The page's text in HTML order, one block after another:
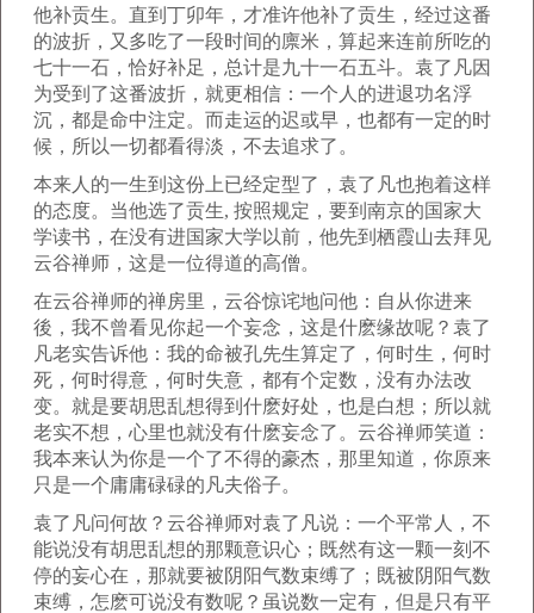
他补贡生。直到丁卯年，才准许他补了贡生，经过这番
的波折，又多吃了一段时间的廪米，算起来连前所吃的
七十一石，恰好补足，总计是九十一石五斗。袁了凡因
为受到了这番波折，就更相信：一个人的进退功名浮
沉，都是命中注定。而走运的迟或早，也都有一定的时
候，所以一切都看得淡，不去追求了。
本来人的一生到这份上已经定型了，袁了凡也抱着这样
的态度。当他选了贡生, 按照规定，要到南京的国家大
学读书，在没有进国家大学以前，他先到栖霞山去拜见
云谷禅师，这是一位得道的高僧。
在云谷禅师的禅房里，云谷惊诧地问他：自从你进来
後，我不曾看见你起一个妄念，这是什麽缘故呢？袁了
凡老实告诉他：我的命被孔先生算定了，何时生，何时
死，何时得意，何时失意，都有个定数，没有办法改
变。就是要胡思乱想得到什麽好处，也是白想；所以就
老实不想，心里也就没有什麽妄念了。云谷禅师笑道：
我本来认为你是一个了不得的豪杰，那里知道，你原来
只是一个庸庸碌碌的凡夫俗子。
袁了凡问何故？云谷禅师对袁了凡说：一个平常人，不
能说没有胡思乱想的那颗意识心；既然有这一颗一刻不
停的妄心在，那就要被阴阳气数束缚了；既被阴阳气数
束缚，怎麽可说没有数呢？虽说数一定有，但是只有平